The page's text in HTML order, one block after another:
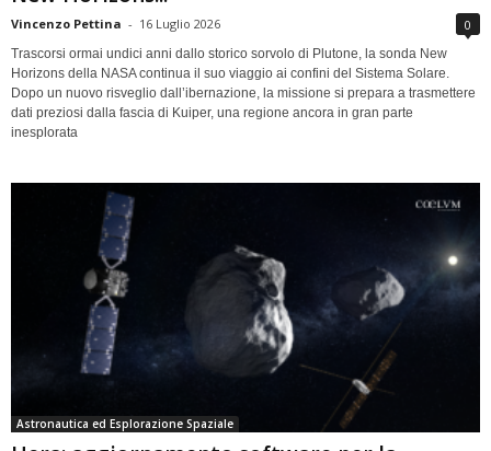
Vincenzo Pettina - 16 Luglio 2026 0
Trascorsi ormai undici anni dallo storico sorvolo di Plutone, la sonda New
Horizons della NASA continua il suo viaggio ai confini del Sistema Solare.
Dopo un nuovo risveglio dall’ibernazione, la missione si prepara a trasmettere
dati preziosi dalla fascia di Kuiper, una regione ancora in gran parte
inesplorata
Astronautica ed Esplorazione Spaziale